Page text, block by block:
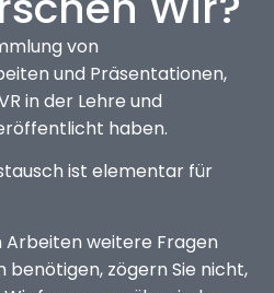
von
und Präsentationen,
in der Lehre und
haben.
ist elementar für
Arbeiten weitere Fragen
zögern Sie nicht,